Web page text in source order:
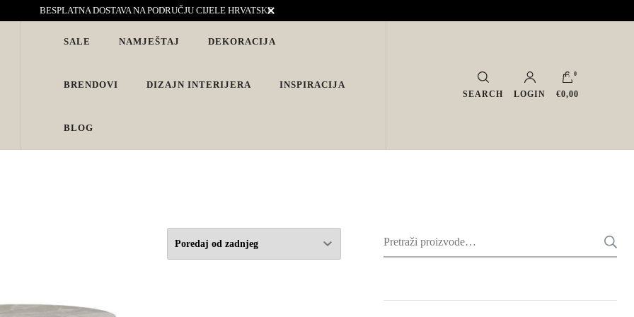
BESPLATNA DOSTAVA NA PODRUČJU CIJELE HRVATSKE
Interijeri s karakterom
SALE NAMJEŠTAJ DEKORACIJA
BRENDOVI DIZAJN INTERIJERA INSPIRACIJA
BLOG
SEARCH LOGIN
0
€0,00
Pretraži: